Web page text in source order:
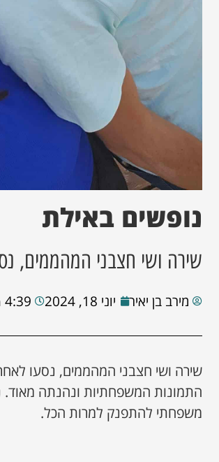
נופשים באילת
שירה ושי חצבני המהממים,
מירב בן יאיר יוני 18, 2024 4:39 pm
שירה ושי חצבני המהממים, נסעו
התמונות המשפחתיות ונהנתה
משפחתי להתפנק למרות הכל.